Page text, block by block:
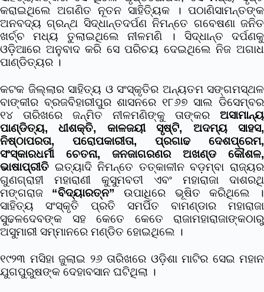
କରାଇଥିଲେ ଅଗଣିତ ନୂତନ ସାହିତ୍ୟିକ । ପଠାଣିସାମନ୍ତଙ୍କ
ଅନବଦ୍ୟ ଗ୍ରନ୍ଥ ସିଦ୍ଧାନ୍ତଦର୍ପଣ ନିମନ୍ତେ ଗବେଷଣା ଜନିତ
ଖର୍ଚ୍ଚ ମଧ୍ୟ ତୁଲାଇଥିଲେ ନୀଳମଣି । ସିଦ୍ଧାନ୍ତ ଦର୍ପଣକୁ
ଓଡ଼ିଆରେ ଅନୁବାଦ କରି ସେ ପରିଚୟ ଦେଇଥିଲେ ନିଜ ଅଗାଧ
ପାଣ୍ଡିତ୍ୟର ।
କଟକ ଜିଲ୍ଲାର ସାହିତ୍ୟ ଓ ସଂସ୍କୃତିର ଅନ୍ୟତମ ସଙ୍ଗମସ୍ଥଳ
ବାଙ୍କୀର ବ୍ରଜବିହାରୀପୁର ଶାସନରେ ୧୮୬୭ ସାଲ ଡିସେମ୍ବର
୧୪ ତାରିଖରେ ଜନ୍ମିତ ନୀଳମଣିଙ୍କୁ ତାଙ୍କର ଅସାମାନ୍ୟ
ପାଣ୍ଡିତ୍ୟ, ଧୀଶକ୍ତି, କାଳଜୟୀ ସୃଷ୍ଟି, ଅଦମ୍ୟ ସାହସ,
ନିଷ୍ଠାପରତା, ପରୋପକାରୀତା, ପ୍ରଗାଢ ଦେଶପ୍ରେମ,
ସଂସ୍କାରଧର୍ମୀ ଚେତନା, ଜନଜାଗରଣର ଅଖଣ୍ଡ କୌଶଳ,
ଭାଷାପ୍ରୀତି ଇତ୍ୟାଦି ନିମନ୍ତେ ତତ୍କାଳୀନ ବଡ଼ମ୍ବା ରାଜ୍ୟର
ଗୁଣଗ୍ରାହୀ ମହାରାଣୀ କୁସୁମବତୀ ଏବଂ ମହାରାଜା ଦାଶରଥି
ମଙ୍ଗରାଜ “ବିଦ୍ୟାରତ୍ନ” ଉପାଧିରେ ଭୂଷିତ କରିଥିଲେ ।
ସାହିତ୍ୟ ସଂସ୍କୃତି ପ୍ରତି ସମର୍ପିତ ବାମଣ୍ଡାର ମହାରାଜା
ସୁଢଳଦେବଙ୍କ ସହ କେତେ କେତେ ରାଜାମହାରାଜାଙ୍କଠାରୁ
ଅସୁମାରୀ ସମ୍ମାନରେ ମଣ୍ଡିତ ହୋଇଥିଲେ ।
୧୯୨୩ ମସିହା ଜୁଲାଇ ୨୬ ତାରିଖରେ ଓଡ଼ିଶା ମାଟିର ସେଇ ମହାନ
ଯୁଗପୁରୁଷଙ୍କ ଦେହାବସାନ ଘଟିଥିଲା ।